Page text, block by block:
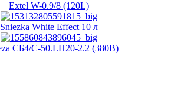
Extel W-0.9/8 (120L)
Sniezka White Effect 10 л
СБ4/С-50.LH20-2.2 (380В)